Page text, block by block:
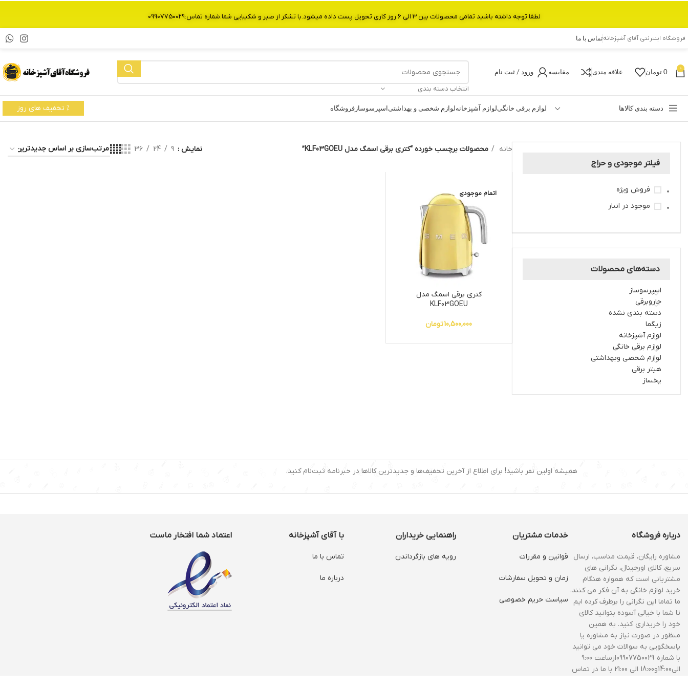
فروشگاه اینترنتی آقای آشپزخانهتماس با ما
0
0 تومان علاقه مندی مقایسه ورود / ثبت نام
انتخاب دسته بندی
دسته بندی کالاها لوازم برقی خانگیلوازم آشپزخانهلوازم شخصی و بهداشتی اسپرسوساز فروشگاه % تخفیف های روز
فیلتر موجودی و حراج
فروش ویژه
موجود در انبار
دسته‌های محصولات
اسپرسوساز
جاروبرقی
دسته بندی نشده
زیگما
لوازم آشپزخانه
لوازم برقی خانگی
لوازم شخصی وبهداشتی
هیتر برقی
یخساز
خانه محصولات برچسب خورده “کتری برقی اسمگ مدل KLF03GOEU” نمایش 9
24
36
اتمام موجودی
کتری برقی اسمگ مدل
KLF03GOEU
10,500,000تومان
همیشه اولین نفر باشید! برای اطلاع از آخرین تخفیف‌ها و جدیدترین کالاها در خبرنامه ثبت‌نام کنید.
درباره فروشگاه
مشاوره رایگان، قیمت مناسب، ارسال
سریع، کالای اورجینال، نگرانی های
مشتریانی است که همواره هنگام
خرید لوازم خانگی به آن فکر می کنند.
ما تماما این نگرانی را برطرف کرده ایم
تا شما با خیالی آسوده بتوانید کالای
خود را خریداری کنید. به همین
منظور در صورت نیاز به مشاوره یا
پاسخگویی به سوالات خود می توانید
با شماره 09907750029ازساعت 9:00
الی14:00و18:00 الی 21:00 با ما در تماس
خدمات مشتریان
قوانین و مقررات
زمان و‌ تحویل سفارشات
سیاست حریم خصوصی
راهنمایی خریداران
رویه های بازگرداندن
با آقای آشپزخانه
تماس با ما
درباره ما
اعتماد شما افتخار ماست
لطفا توجه داشته باشید تمامی محصولات بین 3 الی 6 روز کاری تحویل پست داده میشود.با تشکر از صبر و شکیبایی شما.شماره تماس:09907750029